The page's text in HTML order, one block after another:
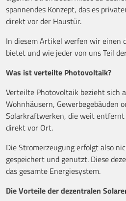
spannendes Konzept, das es
direkt vor der Haustür.
In diesem Artikel werfen wir einen
bietet und wie jeder von uns Teil
Was ist verteilte Photovoltaik?
Verteilte Photovoltaik bezieht sich
Wohnhäusern, Gewerbegebäuden
Solarkraftwerken, die weit entfernt
direkt vor Ort.
Die Stromerzeugung erfolgt also
gespeichert und genutzt. Diese
das gesamte Energiesystem.
Die Vorteile der dezentralen